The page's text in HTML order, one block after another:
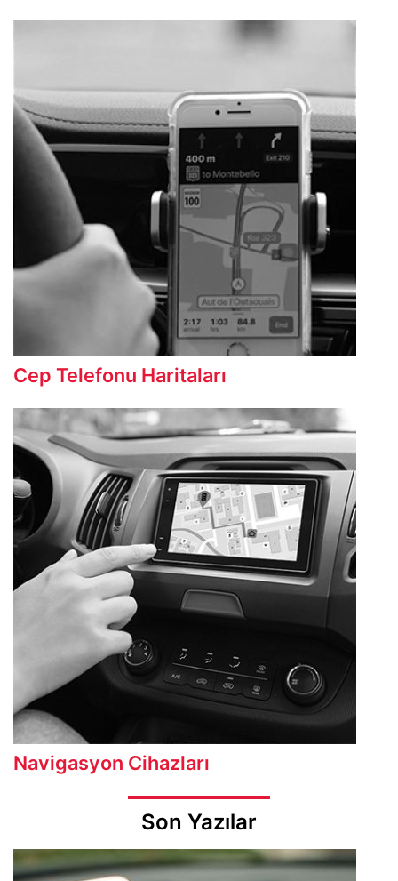
Cep Telefonu Haritaları
Navigasyon Cihazları
Son Yazılar